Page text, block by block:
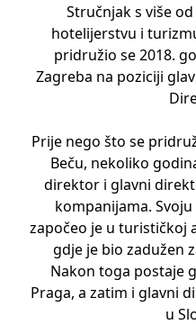
Stručnjak s više
hotelijerstvu i
pridružio se 2018.
Zagreba na poziciji
Prije nego što se
Beču, nekoliko
direktor i glavni
kompanijama.
započeo je u turističkoj
gdje je bio zadužen
Nakon toga postaje
Praga, a zatim i glavni
u